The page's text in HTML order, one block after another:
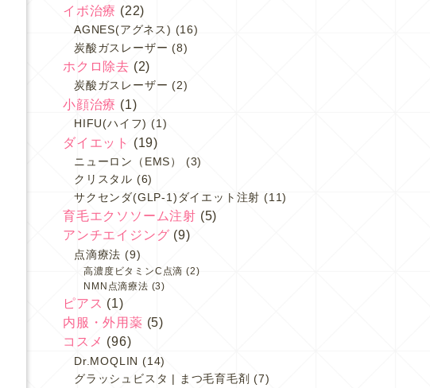
イボ治療 (22)
AGNES(アグネス) (16)
炭酸ガスレーザー (8)
ホクロ除去 (2)
炭酸ガスレーザー (2)
小顔治療 (1)
HIFU(ハイフ) (1)
ダイエット (19)
ニューロン（EMS）
(3)
クリスタル (6)
サクセンダ(GLP-1)ダイエット注射 (11)
育毛エクソソーム注射 (5)
アンチエイジング (9)
点滴療法 (9)
高濃度ビタミンC点滴 (2)
NMN点滴療法 (3)
ピアス (1)
内服・外用薬 (5)
コスメ (96)
Dr.MOQLIN (14)
グラッシュビスタ | まつ毛育毛剤 (7)